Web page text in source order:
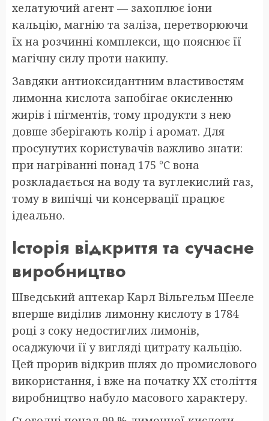
хелатуючий агент — захоплює іони
кальцію, магнію та заліза, перетворюючи
їх на розчинні комплекси, що пояснює її
магічну силу проти накипу.
Завдяки антиоксидантним властивостям
лимонна кислота запобігає окисленню
жирів і пігментів, тому продукти з нею
довше зберігають колір і аромат. Для
просунутих користувачів важливо знати:
при нагріванні понад 175 °C вона
розкладається на воду та вуглекислий газ,
тому в випічці чи консервації працює
ідеально.
Історія відкриття та сучасне
виробництво
Шведський аптекар Карл Вільгельм Шеєле
вперше виділив лимонну кислоту в 1784
році з соку недостиглих лимонів,
осаджуючи її у вигляді цитрату кальцію.
Цей прорив відкрив шлях до промислового
використання, і вже на початку XX століття
виробництво набуло масового характеру.